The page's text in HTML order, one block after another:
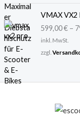
VMAX VX2
599,00€–
inkl. MwSt.
zzgl.